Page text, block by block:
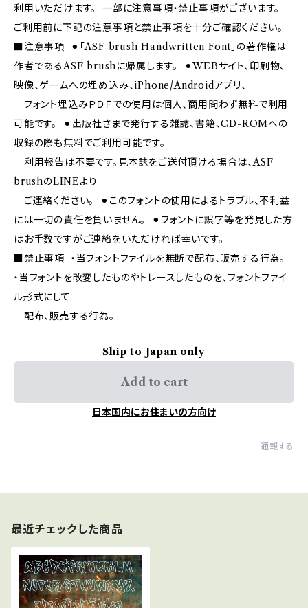
利用いただけます。 一部に注意事項・禁止事項がございます。
ご利用前に下記の注意事項と禁止事項を十分ご確認ください。
■注意事項 ⚫︎「ASF brush Handwritten Font」の著作権は
作者であるASF brushに帰属します。 ⚫︎WEBサイト、印刷物、
映像、ゲームへの埋め込み、iPhone/Androidアプリ、
フォント埋込みＰＤＦでの使用は個人、商用問わず無料で利用
可能です。 ⚫︎出版社さまで発行する雑誌、書籍、CD-ROMへの
収録の際も無料でご利用可能です。
利用報告は不要です。見本誌をご送付頂ける場合は、ASF
brushのLINEより
ご連絡ください。 ⚫︎このフォントの使用によるトラブル、不利益
には一切の責任を負いません。 ⚫︎フォントに誤字等を発見した方
はお手数ですがご連絡をいただければ幸いです。
■禁止事項 ・当フォントファイルを無断で配布、販売する行為。
・当フォントを改変したものやトレースしたものを、フォントファイ
ル形式にして
配布、販売する行為。
Ship to Japan only
Add to cart
日本国内にお住まいの方向け
通報する
最近チェックした商品